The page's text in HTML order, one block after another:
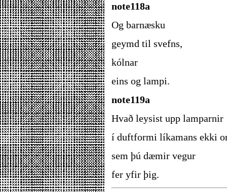
note118a
Og barnæsku
geymd til svefns,
kólnar
eins og lampi.
note119a
Hvað leysist upp lamparnir
í duftformi líkamans ekki
sem þú dæmir vegur
fer yfir þig.